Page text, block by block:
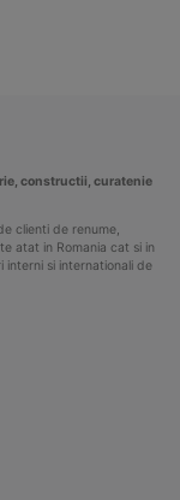
constructii, curatenie
clienti de renume,
atat in Romania cat si in
si internationali de